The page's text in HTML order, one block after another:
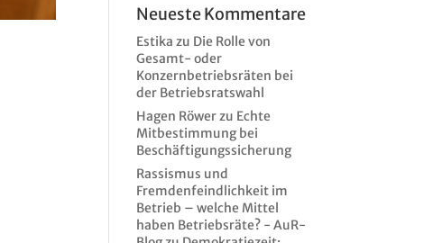
Neueste Kommentare
Estika zu Die Rolle von
Gesamt- oder
Konzernbetriebsräten bei
der Betriebsratswahl
Hagen Röwerzu Echte
Mitbestimmung bei
Beschäftigungssicherung
Rassismus und
Fremdenfeindlichkeit im
Betrieb – welche Mittel
haben Betriebsräte? - AuR-